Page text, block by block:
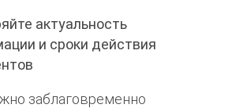
актуальность
и сроки действия
заблаговременно